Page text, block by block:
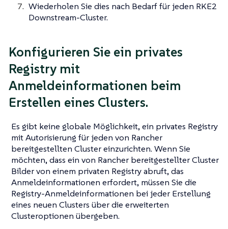
Wiederholen Sie dies nach Bedarf für jeden RKE2
Downstream-Cluster.
Konfigurieren Sie ein privates
Registry mit
Anmeldeinformationen beim
Erstellen eines Clusters.
Es gibt keine globale Möglichkeit, ein privates Registry
mit Autorisierung für jeden von Rancher
bereitgestellten Cluster einzurichten. Wenn Sie
möchten, dass ein von Rancher bereitgestellter Cluster
Bilder von einem privaten Registry abruft, das
Anmeldeinformationen erfordert, müssen Sie die
Registry-Anmeldeinformationen bei jeder Erstellung
eines neuen Clusters über die erweiterten
Clusteroptionen übergeben.